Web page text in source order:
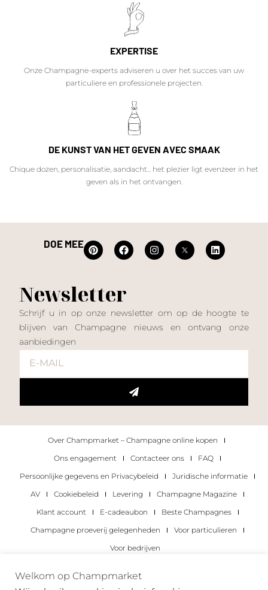
EXPERTISE
Onze Champagne-experts adviseren u over het succes van uw
particuliere en professionele projecten.
DE KUNST VAN HET GEVEN AVEC SMAAK
Chique dozen, personalisatie, aandacht... het plezier ligt evenzeer in het
geven als in het ontvangen.
DOE MEE
Newsletter
Schrijf u in op onze newsletter om op de hoogte te
blijven van Champagne nieuws en ontvang onze
aanbiedingen
Over Champmarket – Champagne online kopen
Ons engagement
Contacteer ons
FAQ
Persoonlijke gegevens en Privacybeleid
Juridische informatie
AV
Cookiebeleid Levering
Champagne Magazine
Klant account
E-cadeaubon
Beste Champagnes
Champagne proeverij gelegenheden
Voor particulieren
Voor bedrijven
Copyright 2022 © alle rechten voorbehouden.
Welkom op Champmarket